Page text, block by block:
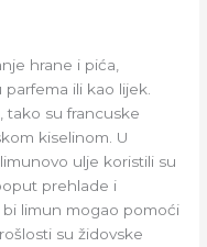
hrane i pića,
ili kao lijek.
tako su francuske
kiselinom. U
ulje koristili su
prehlade i
bi limun mogao pomoći
su židovske